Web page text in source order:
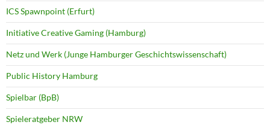
ICS Spawnpoint (Erfurt)
Initiative Creative Gaming (Hamburg)
Netz und Werk (Junge Hamburger Geschichtswissenschaft)
Public History Hamburg
Spielbar (BpB)
Spieleratgeber NRW